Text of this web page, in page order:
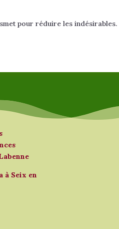
pour réduire les indésirables.
à Seix en